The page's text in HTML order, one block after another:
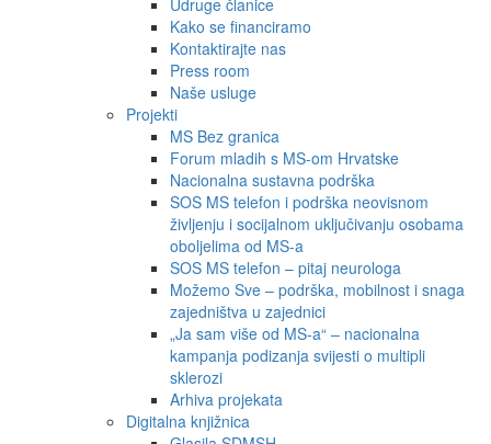
Udruge članice
Kako se financiramo
Kontaktirajte nas
Press room
Naše usluge
Projekti
MS Bez granica
Forum mladih s MS-om Hrvatske
Nacionalna sustavna podrška
SOS MS telefon i podrška neovisnom
življenju i socijalnom uključivanju osobama
oboljelima od MS-a
SOS MS telefon – pitaj neurologa
Možemo Sve – podrška, mobilnost i snaga
zajedništva u zajednici
„Ja sam više od MS-a“ – nacionalna
kampanja podizanja svijesti o multipli
sklerozi
Arhiva projekata
Digitalna knjižnica